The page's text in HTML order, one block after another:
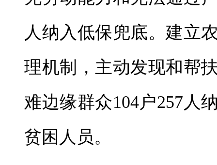
人纳入低保兜底。建立
理机制，主动发现和帮
难边缘群众104户257人
贫困人员。